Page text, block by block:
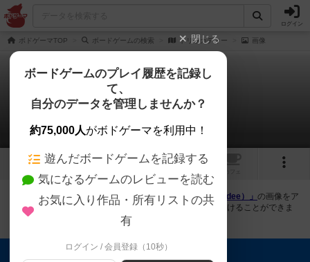
ログイン
ボドゲーマTOP ボードゲームの検索 トリッカディー 画像
トリッカディー
1件の画像
1
ボドゲーマにログインすると、 「トリッカディー（Trickadee）」 の画像をア
ップロード出来たり、他のユーザーの投稿画像に評価を付けることができま
す。また、トップ6の画像は様々なページで表示されます。
トップに表示される画像
閉じる
ボードゲームのプレイ履歴を記録し
て、
自分のデータを管理しませんか？
約75,000人がボドゲーマを利用中！
遊んだボードゲームを記録する
気になるゲームのレビューを読む
お気に入り作品・所有リストの共
有
ログイン / 会員登録（10秒）